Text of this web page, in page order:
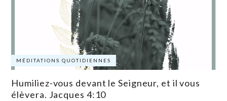
MÉDITATIONS QUOTIDIENNES
Humiliez-vous devant le Seigneur, et il vous
élèvera. Jacques 4:10